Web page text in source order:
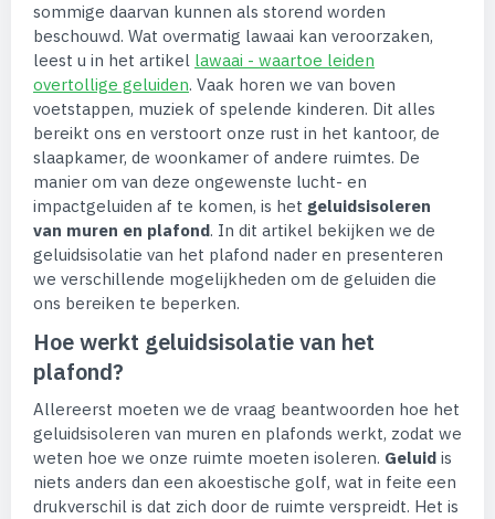
sommige daarvan kunnen als storend worden
beschouwd. Wat overmatig lawaai kan veroorzaken,
leest u in het artikel lawaai - waartoe leiden
overtollige geluiden. Vaak horen we van boven
voetstappen, muziek of spelende kinderen. Dit alles
bereikt ons en verstoort onze rust in het kantoor, de
slaapkamer, de woonkamer of andere ruimtes. De
manier om van deze ongewenste lucht- en
impactgeluiden af te komen, is het geluidsisoleren
van muren en plafond. In dit artikel bekijken we de
geluidsisolatie van het plafond nader en presenteren
we verschillende mogelijkheden om de geluiden die
ons bereiken te beperken.
Hoe werkt geluidsisolatie van het
plafond?
Allereerst moeten we de vraag beantwoorden hoe het
geluidsisoleren van muren en plafonds werkt, zodat we
weten hoe we onze ruimte moeten isoleren. Geluid is
niets anders dan een akoestische golf, wat in feite een
drukverschil is dat zich door de ruimte verspreidt. Het is